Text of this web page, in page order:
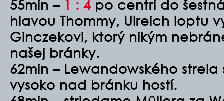
55min – 1 : 4 po centri do
hlavou Thommy, Ulreich loptu
Ginczekovi, ktorý nikým
našej bránky.
62min – Lewandowského strela
vysoko nad bránku hostí.